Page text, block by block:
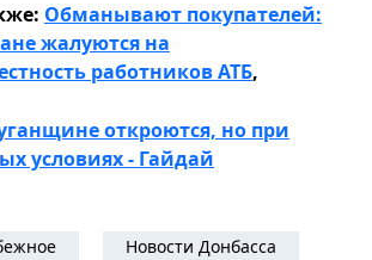
Обманывают покупателей:
жалуются на
работников АТБ,
откроются, но при
условиях - Гайдай
Новости Донбасса